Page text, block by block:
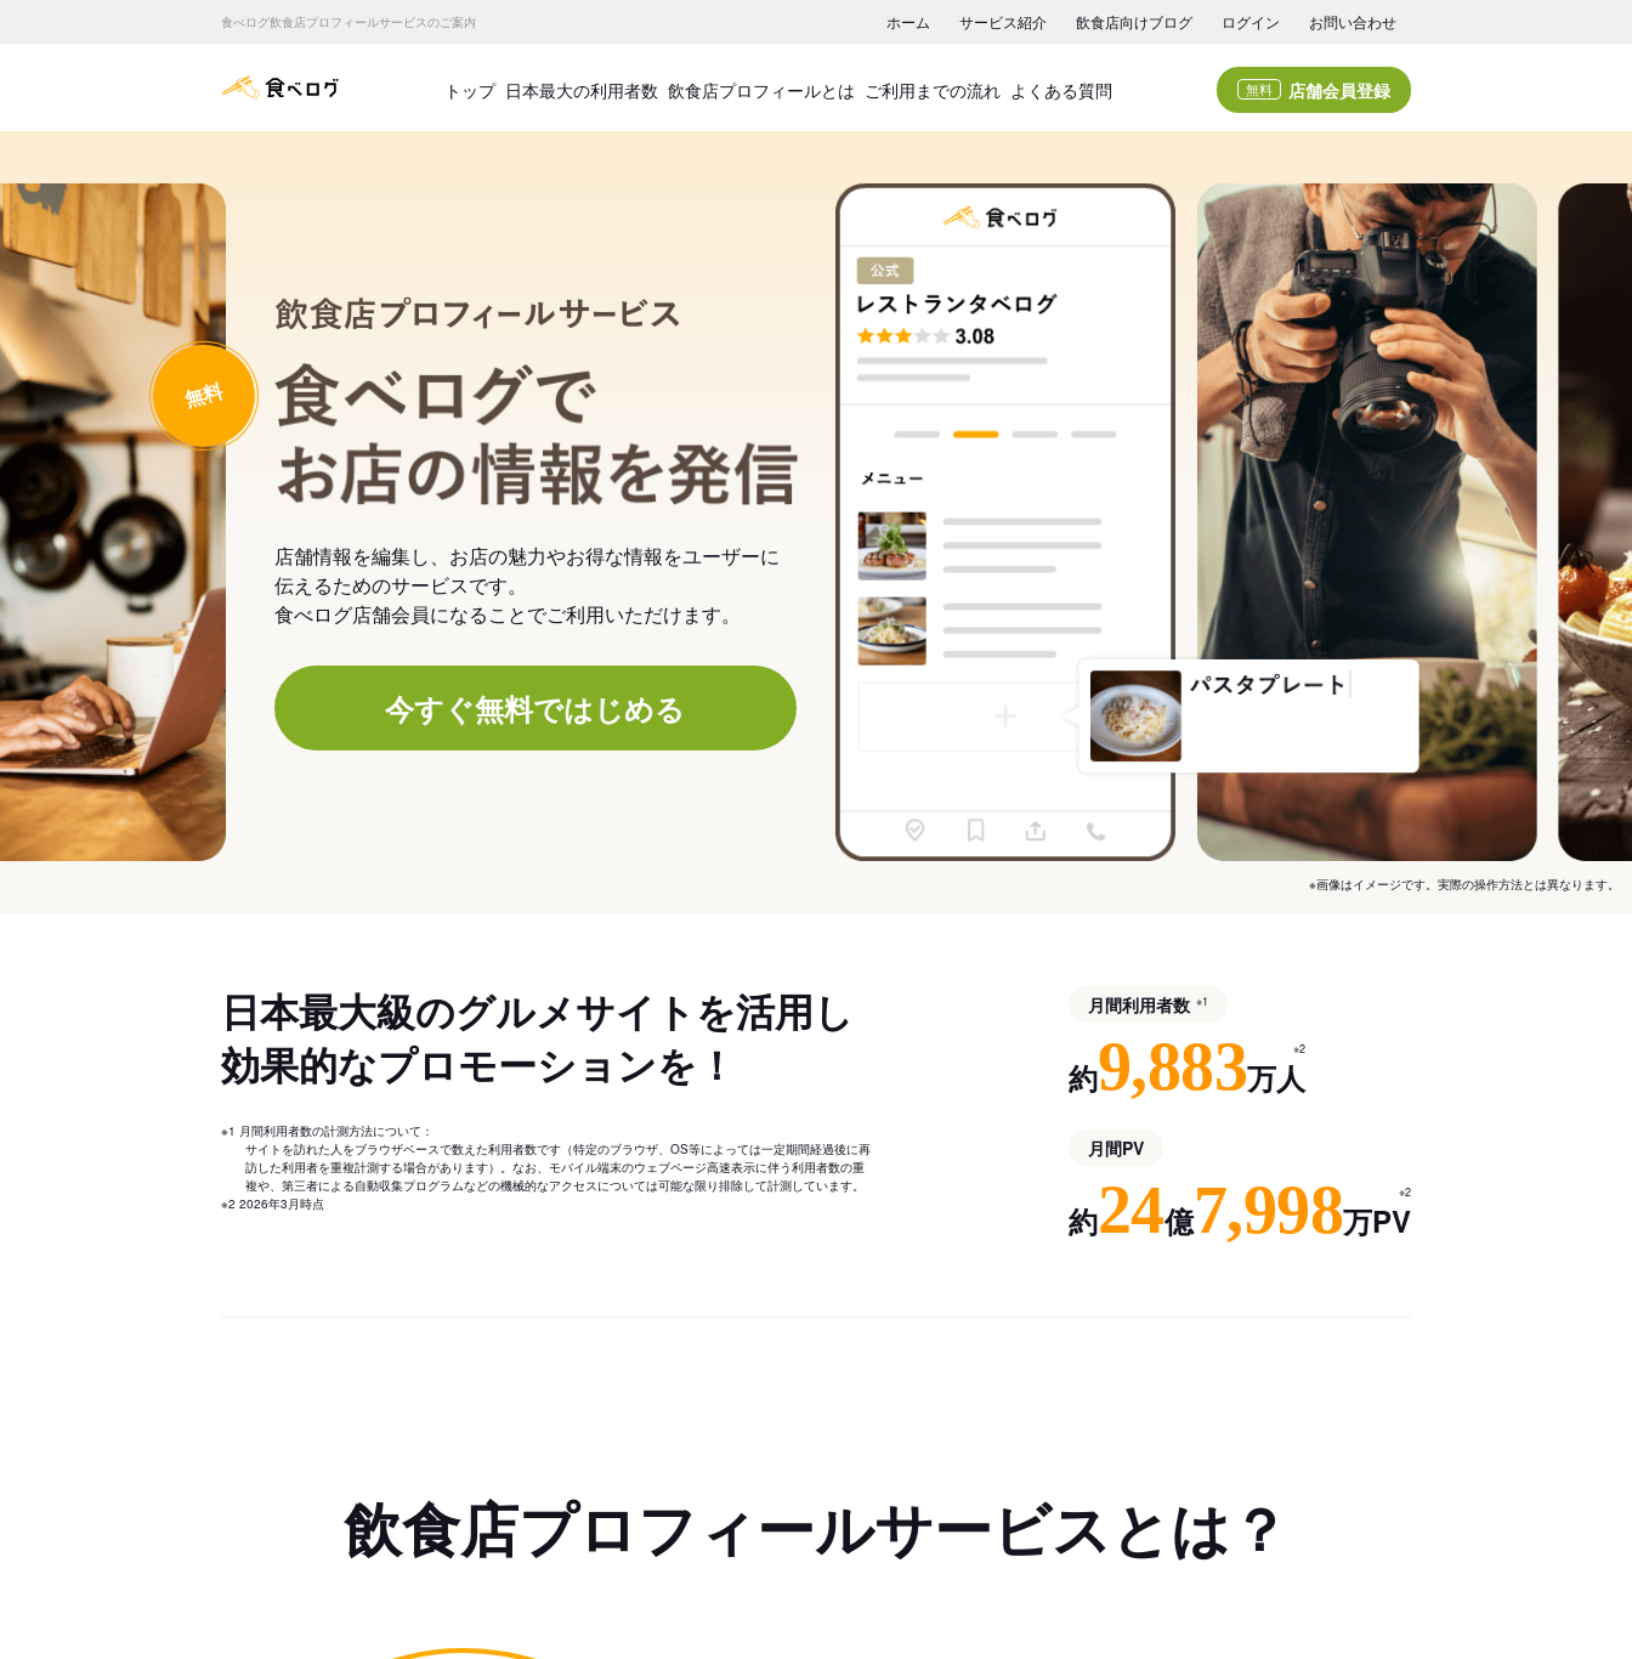
食べログ飲食店プロフィールサービスのご案内 ホーム サービス紹介 飲食店向けブログ ログイン お問い合わせ
食べログ店舗管理画面
トップ 日本最大の利用者数 飲食店プロフィールとは ご利用までの流れ よくある質問 無料 店舗会員登録
飲食店プロフィールサービス
食べログでお店の情報を発信
無料
店舗情報を編集し、お店の魅力やお得な情報をユーザーに
伝えるためのサービスです。
食べログ店舗会員になることでご利用いただけます。
今すぐ無料ではじめる
※画像はイメージです。実際の操作方法とは異なります。
日本最大級のグルメサイトを活用し
効果的なプロモーションを！
※1 月間利用者数の計測方法について：
サイトを訪れた人をブラウザベースで数えた利用者数です（特定のブラウザ、OS等によっては一定期間経過後に再
訪した利用者を重複計測する場合があります）。なお、モバイル端末のウェブページ高速表示に伴う利用者数の重
複や、第三者による自動収集プログラムなどの機械的なアクセスについては可能な限り排除して計測しています。
※2 2026年3月時点
月間利用者数 ※1
約9,883万人
※2
月間PV
約24億7,998万PV
※2
飲食店プロフィールサービスとは？